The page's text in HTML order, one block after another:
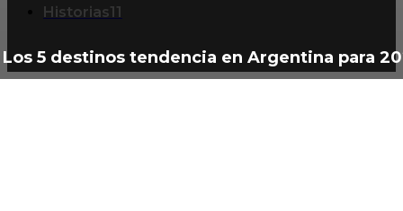
Los 5 destinos tendencia en Argentina para
Historias11